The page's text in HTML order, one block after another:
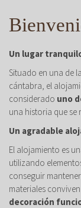
Un lugar
Situado en una de
cántabra, el
considerado uno
una historia que se
Un agradable
El alojamiento es
utilizando
conseguir
materiales
decoración